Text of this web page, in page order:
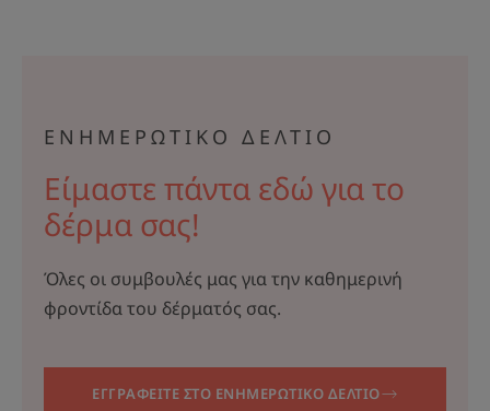
ΕΝΗΜΕΡΩΤΙΚΟ ΔΕΛΤΙΟ
Είμαστε πάντα εδώ για το
δέρμα σας!
Όλες οι συμβουλές μας για την καθημερινή
φροντίδα του δέρματός σας.
ΕΓΓΡΑΦΕΙΤΕ ΣΤΟ ΕΝΗΜΕΡΩΤΙΚΟ ΔΕΛΤΙΟ